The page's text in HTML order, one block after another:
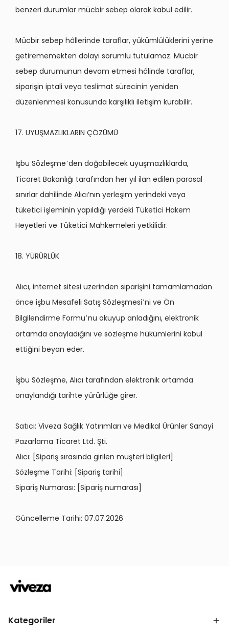
benzeri durumlar mücbir sebep olarak kabul edilir.
Mücbir sebep hâllerinde taraflar, yükümlülüklerini yerine
getirememekten dolayı sorumlu tutulamaz. Mücbir
sebep durumunun devam etmesi hâlinde taraflar,
siparişin iptali veya teslimat sürecinin yeniden
düzenlenmesi konusunda karşılıklı iletişim kurabilir.
17. UYUŞMAZLIKLARIN ÇÖZÜMÜ
İşbu Sözleşme’den doğabilecek uyuşmazlıklarda,
Ticaret Bakanlığı tarafından her yıl ilan edilen parasal
sınırlar dahilinde Alıcı’nın yerleşim yerindeki veya
tüketici işleminin yapıldığı yerdeki Tüketici Hakem
Heyetleri ve Tüketici Mahkemeleri yetkilidir.
18. YÜRÜRLÜK
Alıcı, internet sitesi üzerinden siparişini tamamlamadan
önce işbu Mesafeli Satış Sözleşmesi’ni ve Ön
Bilgilendirme Formu’nu okuyup anladığını, elektronik
ortamda onayladığını ve sözleşme hükümlerini kabul
ettiğini beyan eder.
İşbu Sözleşme, Alıcı tarafından elektronik ortamda
onaylandığı tarihte yürürlüğe girer.
Satıcı: Viveza Sağlık Yatırımları ve Medikal Ürünler Sanayi
Pazarlama Ticaret Ltd. Şti.
Alıcı: [Sipariş sırasında girilen müşteri bilgileri]
Sözleşme Tarihi: [Sipariş tarihi]
Sipariş Numarası: [Sipariş numarası]
Güncelleme Tarihi: 07.07.2026
Kategoriler